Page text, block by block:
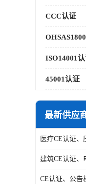
CCC认证
ISO14001
45001认证
最新供应